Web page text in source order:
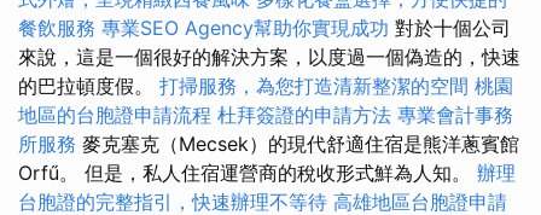
餐飲服務 專業SEO Agency幫助你實現成功 對於十個公司
來說，這是一個很好的解決方案，以度過一個偽造的，快速
的巴拉頓度假。 打掃服務，為您打造清新整潔的空間 桃園
地區的台胞證申請流程 杜拜簽證的申請方法 專業會計事務
所服務 麥克塞克（Mecsek）的現代舒適住宿是熊洋蔥賓館
Orfű。 但是，私人住宿運營商的稅收形式鮮為人知。 辦理
台胞證的完整指引，快速辦理不等待 高雄地區台胞證申請